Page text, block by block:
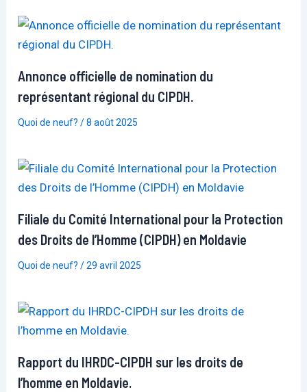
Annonce officielle de nomination du
représentant régional du CIPDH.
Quoi de neuf? /8 août 2025
Filiale du Comité International pour la Protection
des Droits de l’Homme (CIPDH) en Moldavie
Quoi de neuf? /29 avril 2025
Rapport du IHRDC-CIPDH sur les droits de
l’homme en Moldavie.